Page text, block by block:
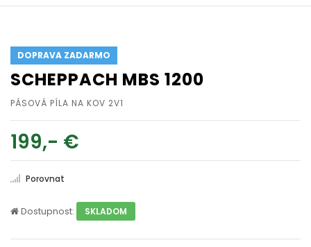
DOPRAVA ZADARMO
SCHEPPACH MBS 1200
PÁSOVÁ PÍLA NA KOV 2V1
199,- €
Porovnat
Dostupnost: SKLADOM